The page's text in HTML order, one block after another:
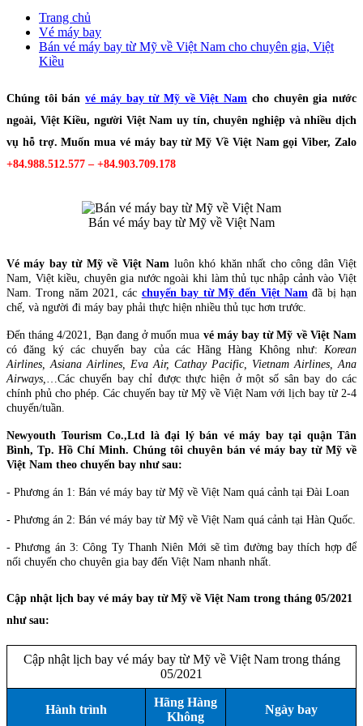
Trang chủ
Vé máy bay
Bán vé máy bay từ Mỹ về Việt Nam cho chuyên gia, Việt
Kiều
Chúng tôi bánvé máy bay từ Mỹ về Việt Nam cho chuyên gia nước
ngoài, Việt Kiều, người Việt Nam uy tín, chuyên nghiệp và nhiều dịch
vụ hỗ trợ. Muốn mua vé máy bay từ Mỹ Về Việt Nam gọi Viber, Zalo
+84.988.512.577 – +84.903.709.178
Bán vé máy bay từ Mỹ về Việt Nam
Vé máy bay từ Mỹ về Việt Nam luôn khó khăn nhất cho công dân Việt
Nam, Việt kiều, chuyên gia nước ngoài khi làm thủ tục nhập cảnh vào Việt
Nam. Trong năm 2021, các chuyến bay từ Mỹ đến Việt Namđã bị hạn
chế, và người đi máy bay phải thực hiện nhiều thủ tục hơn trước.
Đến tháng 4/2021, Bạn đang ở muốn mua vé máy bay từ Mỹ về Việt Nam
có đăng ký các chuyến bay của các Hãng Hàng Không như: Korean
Airlines, Asiana Airlines, Eva Air, Cathay Pacific, Vietnam Airlines, Ana
Airways,…Các chuyến bay chỉ được thực hiện ở một số sân bay do các
chính phủ cho phép. Các chuyến bay từ Mỹ về Việt Nam với lịch bay từ 2-4
chuyến/tuần.
Newyouth Tourism Co.,Ltd là đại lý bán vé máy bay tại quận Tân
Bình, Tp. Hồ Chí Minh. Chúng tôi chuyên bán vé máy bay từ Mỹ về
Việt Nam theo chuyến bay như sau:
- Phương án 1: Bán vé máy bay từ Mỹ về Việt Nam quá cảnh tại Đài Loan
- Phương án 2: Bán vé máy bay từ Mỹ về Việt Nam quá cảnh tại Hàn Quốc.
- Phương án 3: Công Ty Thanh Niên Mới sẽ tìm đường bay thích hợp để
nối chuyến cho chuyên gia bay đến Việt Nam nhanh nhất.
Cập nhật lịch bay vé máy bay từ Mỹ về Việt Nam trong tháng 05/2021
như sau:
Cập nhật lịch bay vé máy bay từ Mỹ về Việt Nam trong tháng
05/2021
Hành trình
Hãng Hàng
Không
Ngày bay